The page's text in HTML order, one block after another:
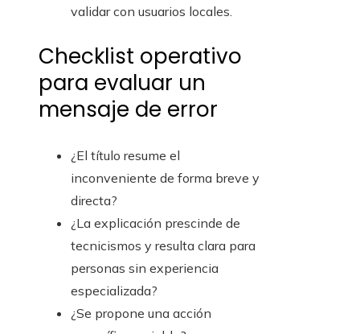
validar con usuarios locales.
Checklist operativo
para evaluar un
mensaje de error
¿El título resume el
inconveniente de forma breve y
directa?
¿La explicación prescinde de
tecnicismos y resulta clara para
personas sin experiencia
especializada?
¿Se propone una acción